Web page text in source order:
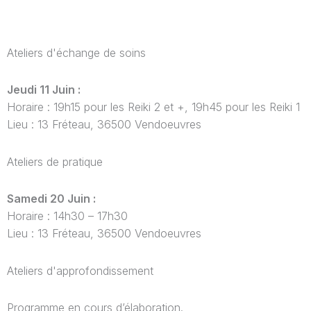
Ateliers d'échange de soins
Jeudi 11 Juin :
Horaire : 19h15 pour les Reiki 2 et +, 19h45 pour les Reiki 1
Lieu : 13 Fréteau, 36500 Vendoeuvres
Ateliers de pratique
Samedi 20 Juin :
Horaire : 14h30 – 17h30
Lieu : 13 Fréteau, 36500 Vendoeuvres
Ateliers d'approfondissement
Programme en cours d’élaboration.